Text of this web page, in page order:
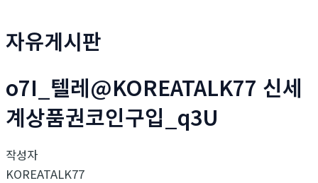
자유게시판
o7I_텔레@KOREATALK77 신세
계상품권코인구입_q3U
작성자
KOREATALK77